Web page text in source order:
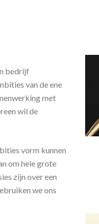
bedrijf
van de ene
met
wil de
vorm kunnen
om hele grote
zijn over een
we ons